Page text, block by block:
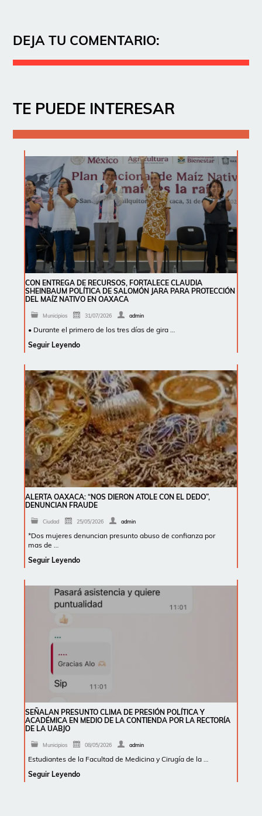
DEJA TU COMENTARIO:
TE PUEDE INTERESAR
CON ENTREGA DE RECURSOS, FORTALECE CLAUDIA
SHEINBAUM POLÍTICA DE SALOMÓN JARA PARA PROTECCIÓN
DEL MAÍZ NATIVO EN OAXACA
Municipios 31/07/2026 admin
• Durante el primero de los tres días de gira …
Seguir Leyendo
ALERTA OAXACA: “NOS DIERON ATOLE CON EL DEDO”,
DENUNCIAN FRAUDE
Ciudad 25/05/2026 admin
*Dos mujeres denuncian presunto abuso de confianza por
mas de …
Seguir Leyendo
SEÑALAN PRESUNTO CLIMA DE PRESIÓN POLÍTICA Y
ACADÉMICA EN MEDIO DE LA CONTIENDA POR LA RECTORÍA
DE LA UABJO
Municipios 08/05/2026 admin
Estudiantes de la Facultad de Medicina y Cirugía de la …
Seguir Leyendo